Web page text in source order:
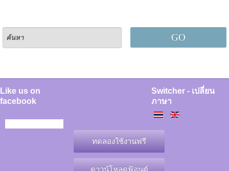
GO
Like us on
facebook
ทดลองใช้งานฟรี
Switcher - เปลี่ยน
ภาษา